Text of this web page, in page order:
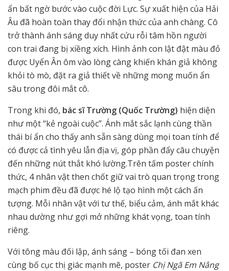
ẩn bất ngờ bước vào cuộc đời Lực. Sự xuất hiện của Hải
Âu đã hoàn toàn thay đổi nhận thức của anh chàng. Cô
trở thành ánh sáng duy nhất cứu rỗi tâm hồn người
con trai đang bị xiềng xích. Hình ảnh con lật đật màu đỏ
được Uyển Ân ôm vào lòng càng khiến khán giả không
khỏi tò mò, đặt ra giả thiết về những mong muốn ẩn
sâu trong đôi mắt cô.
Trong khi đó, bác sĩ Trường (Quốc Trường) hiện diện
như một “kẻ ngoài cuộc”. Ánh mắt sắc lạnh cùng thần
thái bí ẩn cho thấy anh sẵn sàng dùng mọi toan tính để
có được cả tình yêu lẫn địa vị, góp phần đẩy câu chuyện
đến những nút thắt khó lường.Trên tấm poster chính
thức, 4 nhân vật then chốt giữ vai trò quan trọng trong
mạch phim đều đã được hé lộ tạo hình một cách ấn
tượng. Mỗi nhân vật với tư thế, biểu cảm, ánh mắt khác
nhau dường như gợi mở những khát vọng, toan tính
riêng.
Với tông màu đối lập, ánh sáng – bóng tối đan xen
cùng bố cục thị giác mạnh mẽ, poster Chị Ngã Em Nâng